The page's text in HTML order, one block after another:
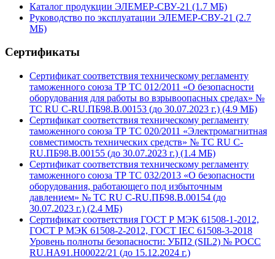
Каталог продукции ЭЛЕМЕР-СВУ-21 (1.7 MБ)
Руководство по эксплуатации ЭЛЕМЕР-СВУ-21 (2.7
MБ)
Сертификаты
Сертификат соответствия техническому регламенту
таможенного союза ТР ТС 012/2011 «О безопасности
оборудования для работы во взрывоопасных средах» №
TC RU C-RU.ПБ98.В.00153 (до 30.07.2023 г.) (4.9 MБ)
Сертификат соответствия техническому регламенту
таможенного союза ТР ТС 020/2011 «Электромагнитная
совместимость технических средств» № TC RU C-
RU.ПБ98.В.00155 (до 30.07.2023 г.) (1.4 MБ)
Сертификат соответствия техническому регламенту
таможенного союза ТР ТС 032/2013 «О безопасности
оборудования, работающего под избыточным
давлением» № TC RU C-RU.ПБ98.В.00154 (до
30.07.2023 г.) (2.4 MБ)
Сертификат соответствия ГОСТ Р МЭК 61508-1-2012,
ГОСТ Р МЭК 61508-2-2012, ГОСТ IEC 61508-3-2018
Уровень полноты безопасности: УБП2 (SIL2) № РОСС
RU.HA91.Н00022/21 (до 15.12.2024 г.)